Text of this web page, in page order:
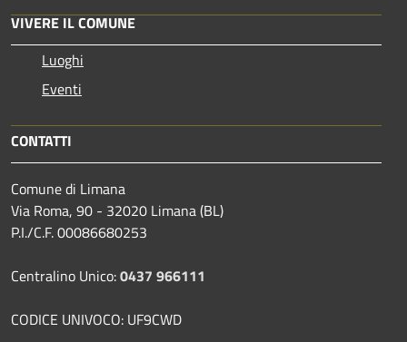
VIVERE IL COMUNE
Luoghi
Eventi
CONTATTI
Comune di Limana
Via Roma, 90 - 32020 Limana (BL)
P.I./C.F. 00086680253
Centralino Unico:0437 966111
CODICE UNIVOCO: UF9CWD